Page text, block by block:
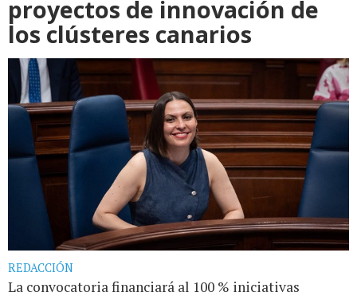
proyectos de innovación de
los clústeres canarios
REDACCIÓN
La convocatoria financiará al 100 % iniciativas